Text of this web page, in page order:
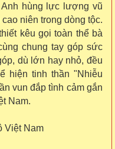
hùng lực lượng vũ
niên trong dòng tộc.
kêu gọi toàn thể bà
chung tay góp sức
dù lớn hay nhỏ, đều
hiện tinh thần "Nhiễu
vun đắp tình cảm gắn
Nam.
Việt Nam